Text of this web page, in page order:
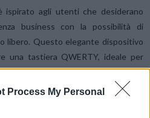
Process My Personal
ispirato agli utenti che desiderano
business con la possibilità di
libero. Questo elegante dispositivo
una tastiera QWERTY, ideale per
mentre le caratteristiche di
e gestire le mail di Outlook,
di Office sul telefono e